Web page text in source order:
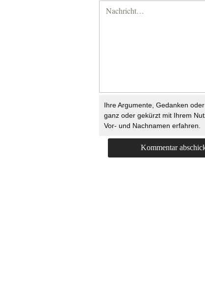
Ihre Argumente, Gedanken
ganz oder gekürzt mit Ihrem
Vor- und Nachnamen erfahren.